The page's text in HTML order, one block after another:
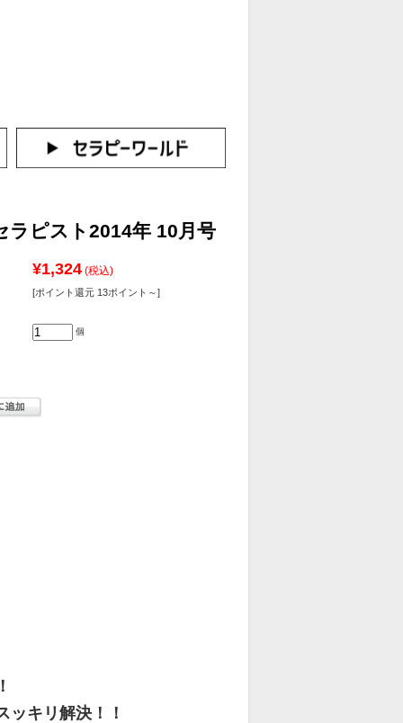
ラピスト2014年 10月号
¥1,324 (税込)
[ポイント還元 13ポイント～]
個
ッキリ解決！！